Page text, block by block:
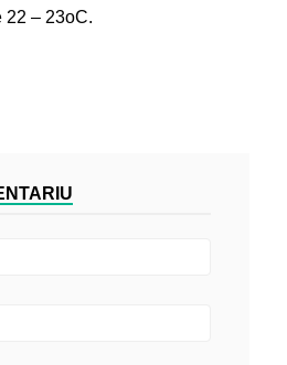
22 – 23oC.